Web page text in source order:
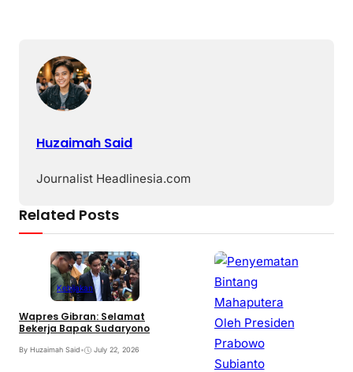
Huzaimah Said
Journalist Headlinesia.com
Related Posts
Kebijakan
Wapres Gibran: Selamat
Bekerja Bapak Sudaryono
By Huzaimah Said• July 22, 2026